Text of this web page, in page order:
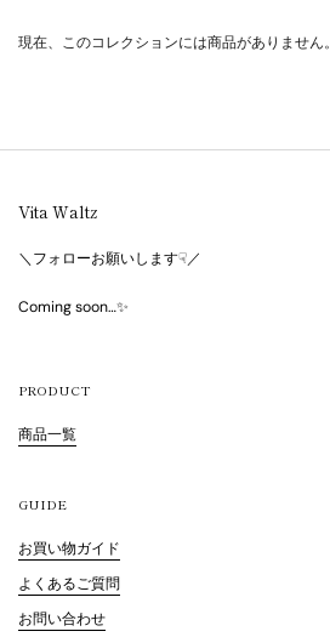
現在、このコレクションには商品がありません。
Vita Waltz
＼フォローお願いします☟／
Coming soon…✨
PRODUCT
商品一覧
GUIDE
お買い物ガイド
よくあるご質問
お問い合わせ